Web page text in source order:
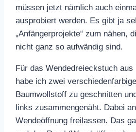
müssen jetzt nämlich auch
ausprobiert werden. Es gibt ja
„Anfängerprojekte“ zum nähen,
nicht ganz so aufwändig sind.
Für das Wendedreieckstuch
habe ich zwei
Baumwollstoff zu geschnitten
links zusammengenäht. Dabei
Wendeöffnung freilassen. Das